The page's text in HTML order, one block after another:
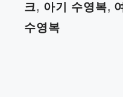
크, 아기 수영복,
수영복